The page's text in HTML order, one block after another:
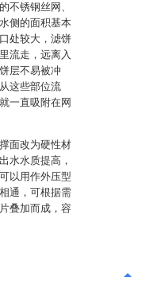
不锈钢丝网、
侧的面积基本
处较大，滤饼
流走，远离入
层不易被冲
这些部位流
一直吸附在网
面改为硬性材
水水质提高，
以用作外压型
通，可根据需
叠加而成，容